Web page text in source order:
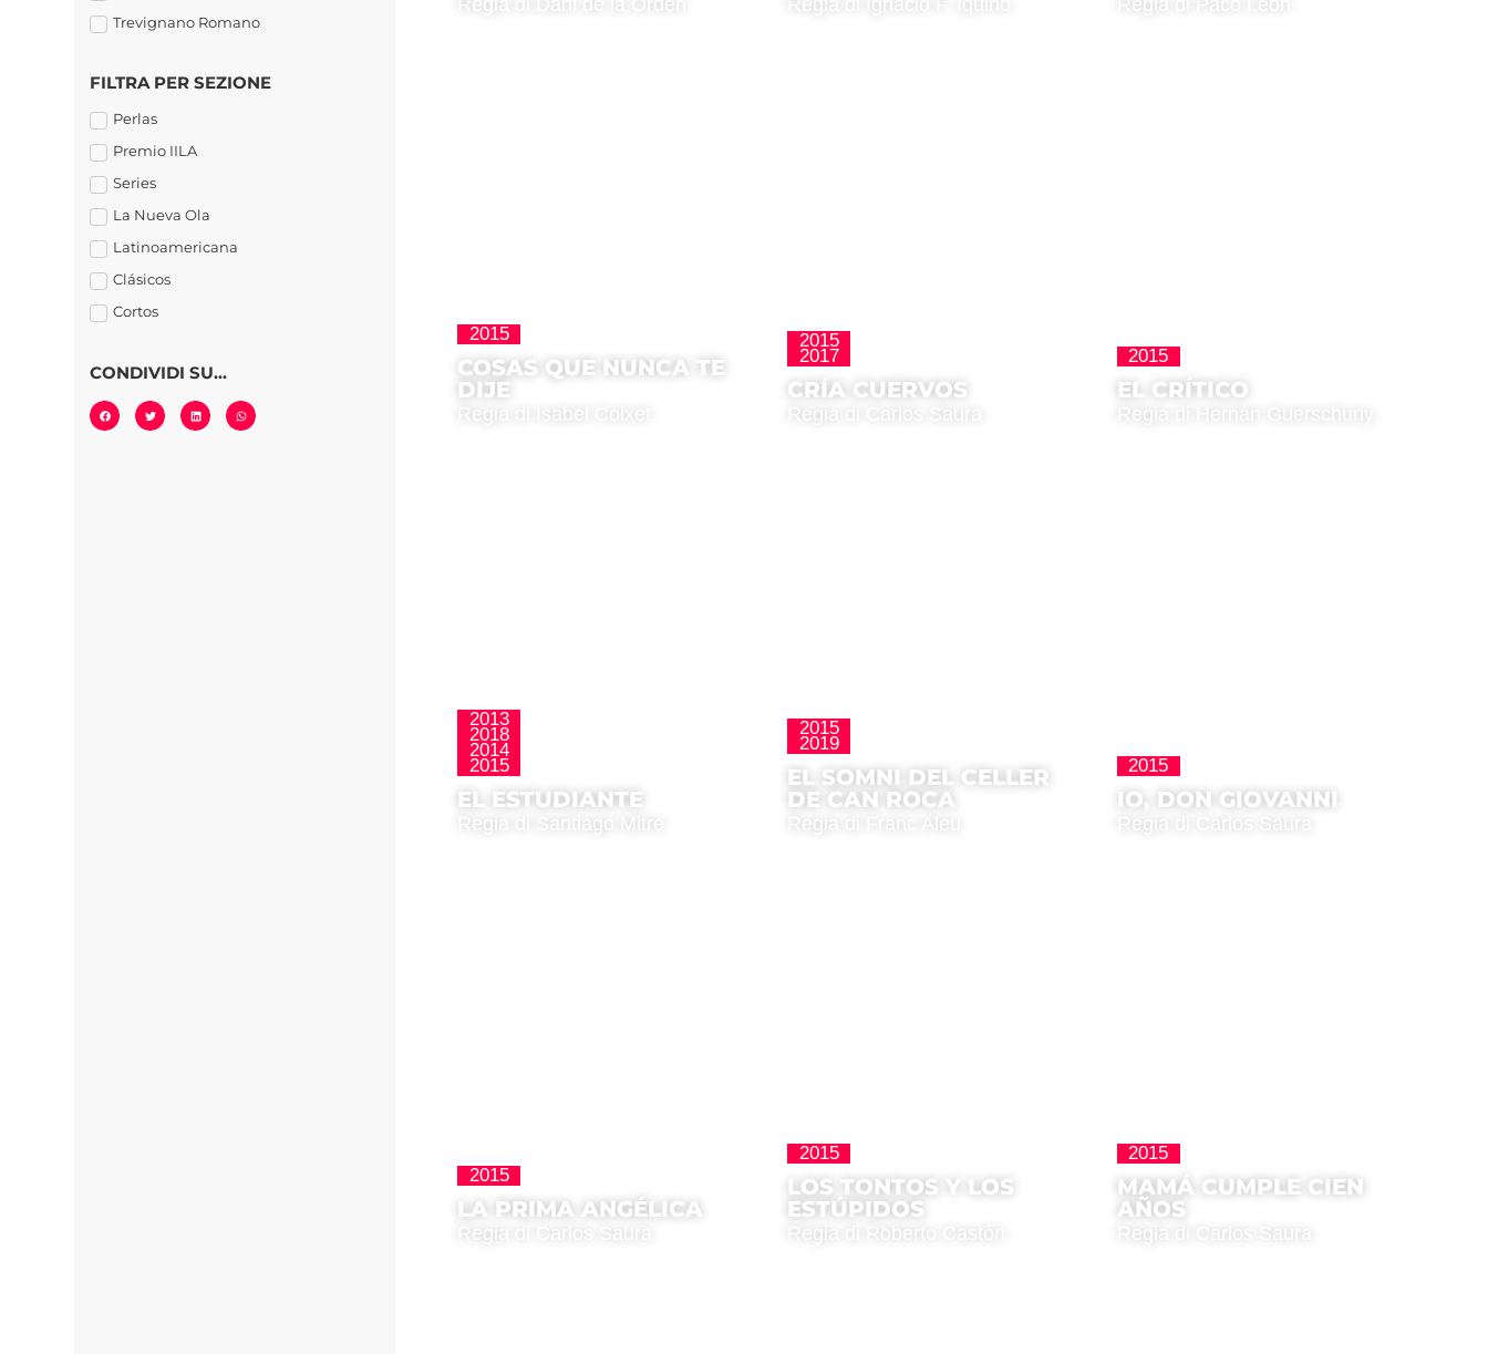
Trevignano Romano
FILTRA PER SEZIONE
Perlas
Premio IILA
Series
La Nueva Ola
Latinoamericana
Clásicos
Cortos
CONDIVIDI SU...
2015
COSAS QUE NUNCA TE
DIJE
2015
2017
CRÍA CUERVOS
2015
EL CRÍTICO
2013
2018
2014
2015
EL ESTUDIANTE
Regia di Santiago Mitre
2015
2019
EL SOMNI DEL CELLER
DE CAN ROCA
2015
IO, DON GIOVANNI
2015
LA PRIMA ANGÉLICA
2015
LOS TONTOS Y LOS
ESTÚPIDOS
2015
MAMÁ CUMPLE CIEN
AÑOS